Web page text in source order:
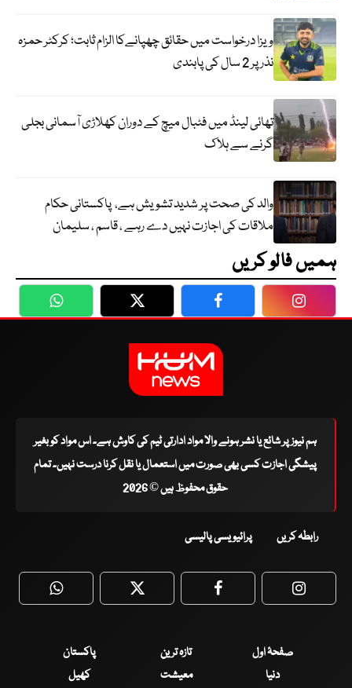
ویزا درخواست میں حقائق چھپانےکا الزام ثابت؛ کرکٹر حمزہ
نذر پر 2 سال کی پابندی
تھائی لینڈ میں فٹبال میچ کے دوران کھلاڑی آسمانی بجلی
گرنے سے ہلاک
والد کی صحت پر شدید تشویش ہے، پاکستانی حکام
ملاقات کی اجازت نہیں دے رہے ، قاسم ، سلیمان
ہمیں فالو کریں
WhatsApp Twitter Facebook
ہم نیوز پر شائع یا نشر ہونے والا مواد ادارتی ٹیم کی کاوش ہے۔ اس مواد کو بغیر
پیشگی اجازت کسی بھی صورت میں استعمال یا نقل کرنا درست نہیں۔ تمام
حقوق محفوظ ہیں © 2026
رابطہ کریں پرائیویسی پالیسی
WhatsApp Twitter Facebook
صفحۂ اول تازہ ترین
پاکستان
دنیا
معیشت کھیل